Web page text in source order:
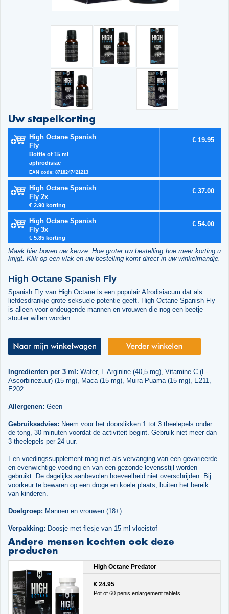
Uw stapelkorting
High Octane Spanish
Fly
Bottle of 15 ml
aphrodisiac
EAN code: 8718247421213
€ 19.95
High Octane Spanish
Fly 2x
€ 2.90 korting
€ 37.00
High Octane Spanish
Fly 3x
€ 5.85 korting
€ 54.00
Maak hier boven uw keuze. Hoe groter uw bestelling hoe meer korting u
krijgt. Klik op een vlak en uw bestelling komt direct in uw winkelmandje.
High Octane Spanish Fly
Spanish Fly van High Octane is een populair Afrodisiacum dat als
liefdesdrankje grote seksuele potentie geeft. High Octane Spanish Fly
is alleen voor ondeugende mannen en vrouwen die nog een beetje
stouter willen worden.
Ingredienten per 3 ml: Water, L-Arginine (40,5 mg), Vitamine C (L-
Ascorbinezuur) (15 mg), Maca (15 mg), Muira Puama (15 mg), E211,
E202.
Allergenen: Geen
Gebruiksadvies: Neem voor het doorslikken 1 tot 3 theelepels onder
de tong, 30 minuten voordat de activiteit begint. Gebruik niet meer dan
3 theelepels per 24 uur.
Een voedingssupplement mag niet als vervanging van een gevarieerde
en evenwichtige voeding en van een gezonde levensstijl worden
gebruikt. De dagelijks aanbevolen hoeveelheid niet overschrijden. Bij
voorkeur te bewaren op een droge en koele plaats, buiten het bereik
van kinderen.
Doelgroep: Mannen en vrouwen (18+)
Verpakking: Doosje met flesje van 15 ml vloeistof
Andere mensen kochten ook deze
producten
High Octane Predator
€ 24.95
Pot of 60 penis enlargement tablets